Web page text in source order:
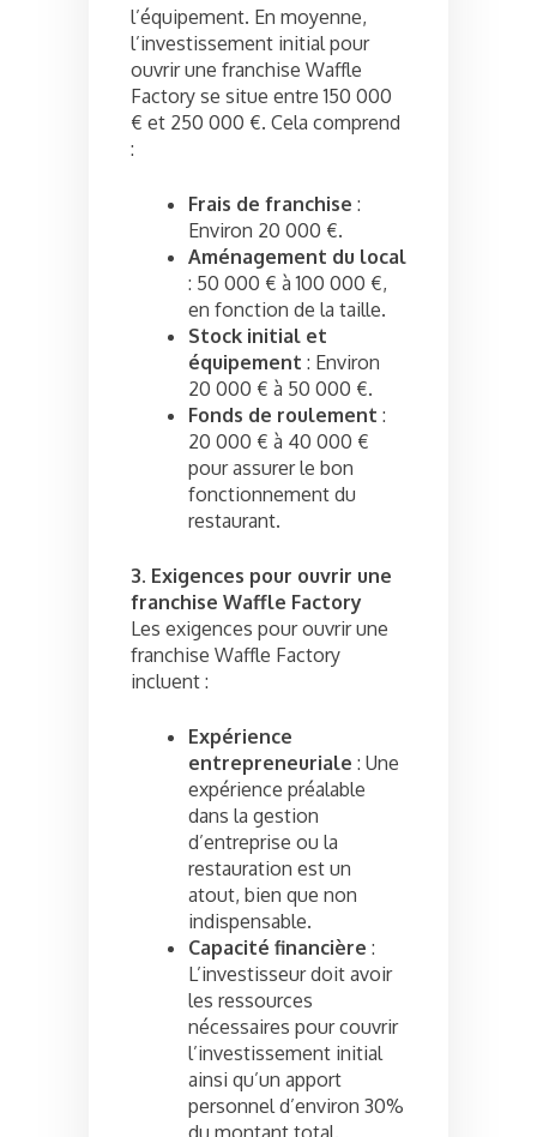
l’équipement. En moyenne,
l’investissement initial pour
ouvrir une franchise Waffle
Factory se situe entre 150 000
€ et 250 000 €. Cela comprend
:
Frais de franchise :
Environ 20 000 €.
Aménagement du local
: 50 000 € à 100 000 €,
en fonction de la taille.
Stock initial et
équipement : Environ
20 000 € à 50 000 €.
Fonds de roulement :
20 000 € à 40 000 €
pour assurer le bon
fonctionnement du
restaurant.
3. Exigences pour ouvrir une
franchise Waffle Factory
Les exigences pour ouvrir une
franchise Waffle Factory
incluent :
Expérience
entrepreneuriale : Une
expérience préalable
dans la gestion
d’entreprise ou la
restauration est un
atout, bien que non
indispensable.
Capacité financière :
L’investisseur doit avoir
les ressources
nécessaires pour couvrir
l’investissement initial
ainsi qu’un apport
personnel d’environ 30%
du montant total.